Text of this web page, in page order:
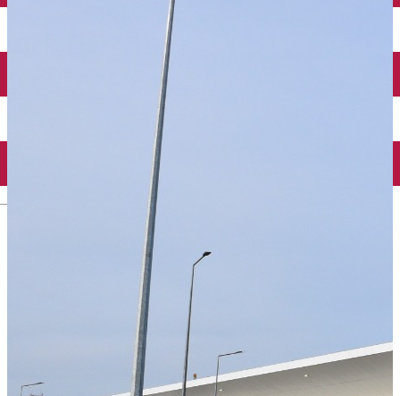
Închirieri biciclete
Încărcare vehicule electrice